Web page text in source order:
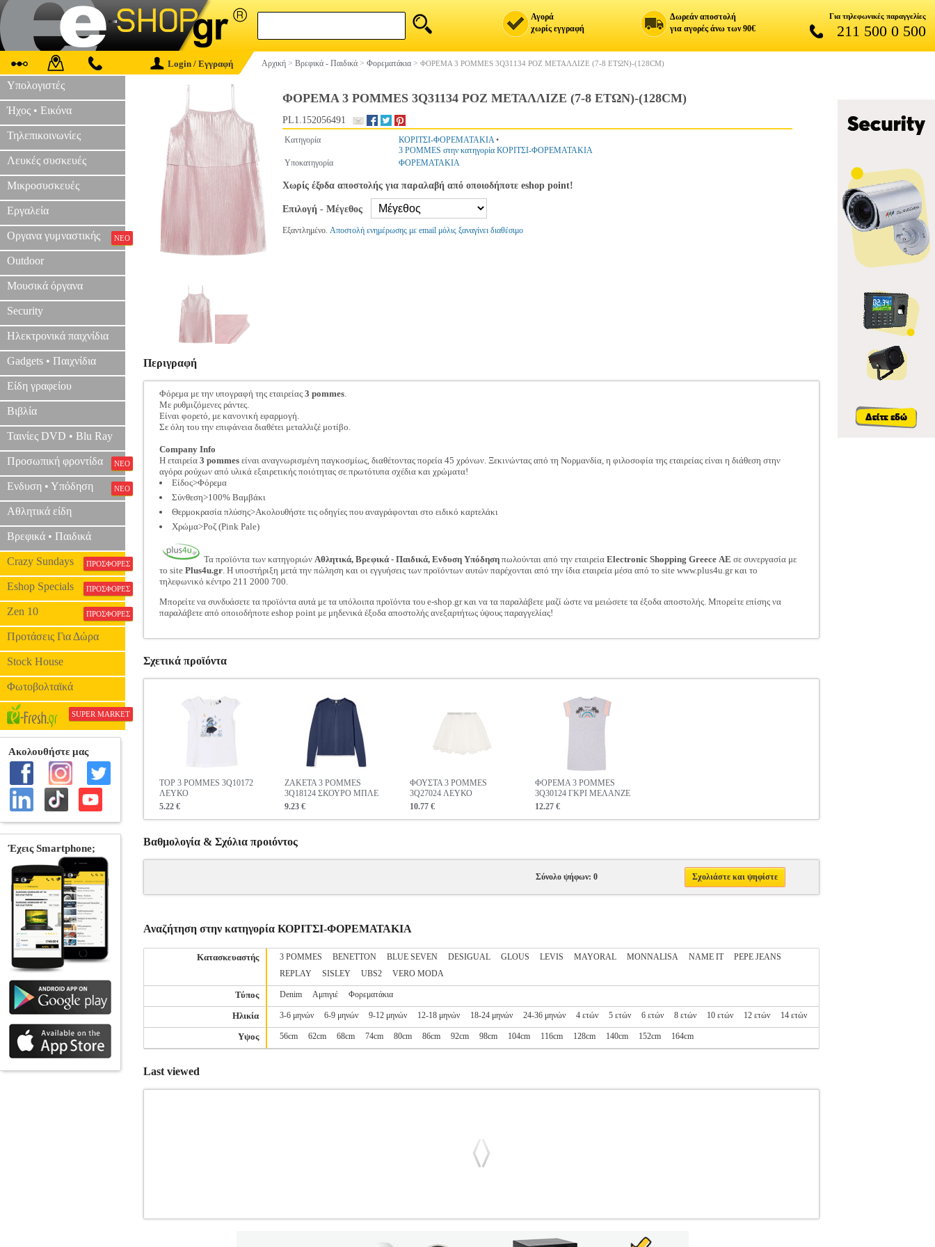
Αγορά
χωρίς εγγραφή
Δωρεάν αποστολή
για αγορές άνω των 90€
Για τηλεφωνικές παραγγελίες
211 500 0 500
Login / Εγγραφή Αρχική > Βρεφικά - Παιδικά > Φορεματάκια > ΦΟΡΕΜΑ 3 POMMES 3Q31134 ΡΟΖ ΜΕΤΑΛΛΙΖΕ (7-8 ΕΤΩΝ)-(128CM)
Υπολογιστές
Ήχος • Εικόνα
Τηλεπικοινωνίες
Λευκές συσκευές
Μικροσυσκευές
Εργαλεία
Οργανα γυμναστικής ΝΕΟ
Outdoor
Μουσικά όργανα
Security
Ηλεκτρονικά παιχνίδια
Gadgets • Παιχνίδια
Είδη γραφείου
Βιβλία
Ταινίες DVD • Blu Ray
Προσωπική φροντίδα ΝΕΟ
Ενδυση • Υπόδηση ΝΕΟ
Αθλητικά είδη
Βρεφικά • Παιδικά
Crazy Sundays ΠΡΟΣΦΟΡΕΣ
Eshop Specials ΠΡΟΣΦΟΡΕΣ
Zen 10 ΠΡΟΣΦΟΡΕΣ
Προτάσεις Για Δώρα
Stock House
Φωτοβολταϊκά
SUPER MARKET
ΦΟΡΕΜΑ 3 POMMES 3Q31134 ΡΟΖ ΜΕΤΑΛΛΙΖΕ (7-8 ΕΤΩΝ)-(128CM)
PL1.152056491
Κατηγορία ΚΟΡΙΤΣΙ-ΦΟΡΕΜΑΤΑΚΙΑ•
3 POMMES στην κατηγορία ΚΟΡΙΤΣΙ-ΦΟΡΕΜΑΤΑΚΙΑ
Υποκατηγορία
ΦΟΡΕΜΑΤΑΚΙΑ
Χωρίς έξοδα αποστολής για παραλαβή από οποιοδήποτε eshop point!
Επιλογή - Μέγεθος
Εξαντλημένο. Αποστολή ενημέρωσης με email μόλις ξαναγίνει διαθέσιμο
Περιγραφή
Φόρεμα με την υπογραφή της εταιρείας 3 pommes.
Με ρυθμιζόμενες ράντες.
Είναι φορετό, με κανονική εφαρμογή.
Σε όλη του την επιφάνεια διαθέτει μεταλλιζέ μοτίβο.
Company Info
Η εταιρεία 3 pommes είναι αναγνωρισμένη παγκοσμίως, διαθέτοντας πορεία 45 χρόνων. Ξεκινώντας από τη Νορμανδία, η φιλοσοφία της εταιρείας είναι η διάθεση στην
αγόρα ρούχων από υλικά εξαιρετικής ποιότητας σε πρωτότυπα σχέδια και χρώματα!
Είδος>Φόρεμα
Σύνθεση>100% Βαμβάκι
Θερμοκρασία πλύσης>Ακολουθήστε τις οδηγίες που αναγράφονται στο ειδικό καρτελάκι
Χρώμα>Ροζ (Pink Pale)
Τα προϊόντα των κατηγοριών Αθλητικά, Βρεφικά - Παιδικά, Ενδυση Υπόδηση πωλούνται από την εταιρεία Electronic Shopping Greece ΑΕ σε συνεργασία με
το site Plus4u.gr. Η υποστήριξη μετά την πώληση και οι εγγυήσεις των προϊόντων αυτών παρέχονται από την ίδια εταιρεία μέσα από το site www.plus4u.gr και το
τηλεφωνικό κέντρο 211 2000 700.
Μπορείτε να συνδυάσετε τα προϊόντα αυτά με τα υπόλοιπα προϊόντα του e-shop.gr και να τα παραλάβετε μαζί ώστε να μειώσετε τα έξοδα αποστολής. Μπορείτε επίσης να
παραλάβετε από οποιοδήποτε eshop point με μηδενικά έξοδα αποστολής ανεξαρτήτως ύψους παραγγελίας!
Σχετικά προϊόντα
TOP 3 POMMES 3Q10172
ΛΕΥΚΟ
5.22 €
ZAKETA 3 POMMES
3Q18124 ΣΚΟΥΡΟ ΜΠΛΕ
9.23 €
ΦΟΥΣΤΑ 3 POMMES
3Q27024 ΛΕΥΚΟ
10.77 €
ΦΟΡΕΜΑ 3 POMMES
3Q30124 ΓΚΡΙ ΜΕΛΑΝΖΕ
12.27 €
Βαθμολογία & Σχόλια προιόντος
Σύνολο ψήφων: 0 Σχολιάστε και ψηφίστε
Αναζήτηση στην κατηγορία ΚΟΡΙΤΣΙ-ΦΟΡΕΜΑΤΑΚΙΑ
Κατασκευαστής 3 POMMES BENETTON BLUE SEVEN DESIGUAL GLOUS LEVIS MAYORAL MONNALISA NAME IT
PEPE JEANS
REPLAY
SISLEY UBS2 VERO MODA
Τύπος Denim Αμπιγιέ Φορεματάκια
Ηλικία 3-6 μηνών 6-9 μηνών 9-12 μηνών 12-18 μηνών 18-24 μηνών 24-36 μηνών 4 ετών 5 ετών 6 ετών 8 ετών 10 ετών 12 ετών 14 ετών
Υψος 56cm 62cm 68cm 74cm 80cm 86cm 92cm 98cm 104cm 116cm 128cm 140cm 152cm 164cm
Last viewed
Κατηγορία: ΚΟΡΙΤΣΙ-ΦΟΡΕΜΑΤΑΚΙΑ •3 POMMES στην κατηγορία ΚΟΡΙΤΣΙ-ΦΟΡΕΜΑΤΑΚΙΑ Φόρεμα με την υπογραφή της εταιρείας 3